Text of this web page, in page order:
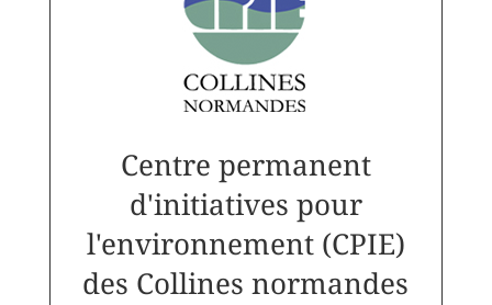
Centre permanent
d'initiatives pour
l'environnement (CPIE)
des Collines normandes